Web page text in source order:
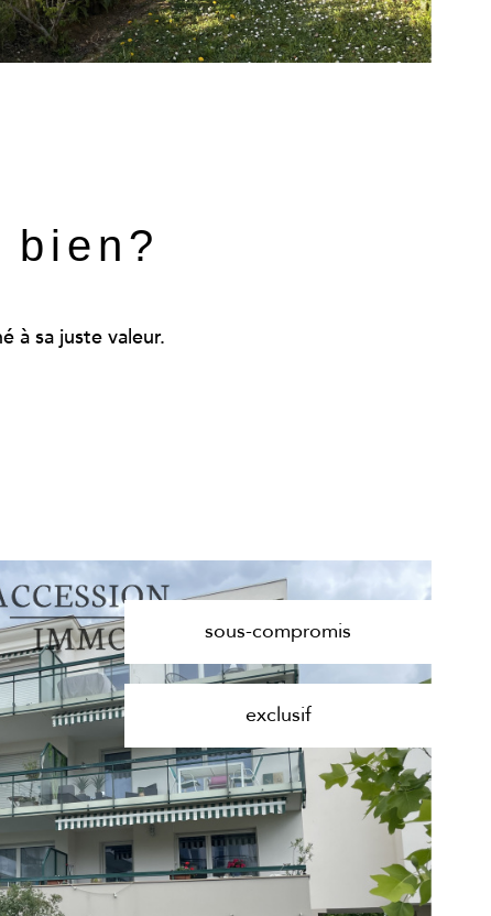
à sa juste valeur.
sous-compromis
exclusif
voir le
bien